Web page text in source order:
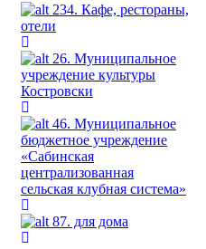
234. Кафе, рестораны,
отели
26. Муниципальное
учреждение культуры
Костровски
46. Муниципальное
бюджетное учреждение
«Сабинская
централизованная
сельская клубная система»
87. для дома